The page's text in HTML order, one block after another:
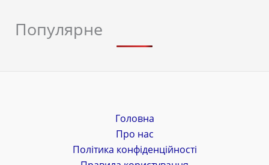
Популярне
Головна
Про нас
Політика конфіденційності